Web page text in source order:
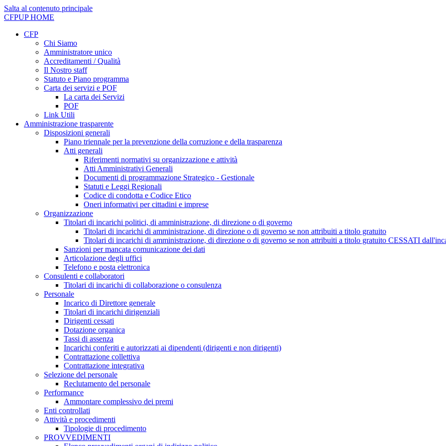
Salta al contenuto principale
CFPUPHOME
CFP
Chi Siamo
Amministratore unico
Accreditamenti / Qualità
Il Nostro staff
Statuto e Piano programma
Carta dei servizi e POF
La carta dei Servizi
POF
Link Utili
Amministrazione trasparente
Disposizioni generali
Piano triennale per la prevenzione della corruzione e della trasparenza
Atti generali
Riferimenti normativi su organizzazione e attività
Atti Amministrativi Generali
Documenti di programmazione Strategico - Gestionale
Statuti e Leggi Regionali
Codice di condotta e Codice Etico
Oneri informativi per cittadini e imprese
Organizzazione
Titolari di incarichi politici, di amministrazione, di direzione o di governo
Titolari di incarichi di amministrazione, di direzione o di governo se non attribuiti a titolo gratuito
Titolari di incarichi di amministrazione, di direzione o di governo se non attribuiti a titolo gratuito CESSATI
Sanzioni per mancata comunicazione dei dati
Articolazione degli uffici
Telefono e posta elettronica
Consulenti e collaboratori
Titolari di incarichi di collaborazione o consulenza
Personale
Incarico di Direttore generale
Titolari di incarichi dirigenziali
Dirigenti cessati
Dotazione organica
Tassi di assenza
Incarichi conferiti e autorizzati ai dipendenti (dirigenti e non dirigenti)
Contrattazione collettiva
Contrattazione integrativa
Selezione del personale
Reclutamento del personale
Performance
Ammontare complessivo dei premi
Enti controllati
Attività e procedimenti
Tipologie di procedimento
PROVVEDIMENTI